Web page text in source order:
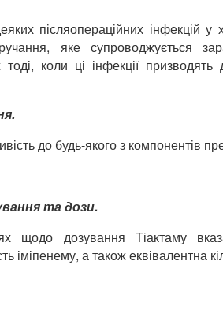
післяопераційних інфекцій у
яке супроводжується
коли ці інфекції
до будь-якого з компонентів
та дози.
щодо дозування Тіактаму
іміпенему, а також еквівалентна